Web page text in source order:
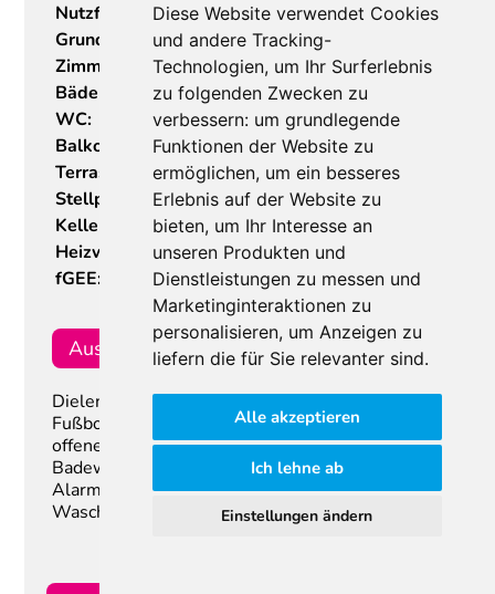
Diese Website verwendet Cookies
und andere Tracking-
Technologien, um Ihr Surferlebnis
zu folgenden Zwecken zu
verbessern: um grundlegende
Funktionen der Website zu
ermöglichen, um ein besseres
Erlebnis auf der Website zu
bieten, um Ihr Interesse an
unseren Produkten und
Dienstleistungen zu messen und
Marketinginteraktionen zu
personalisieren, um Anzeigen zu
liefern die für Sie relevanter sind.
Alle akzeptieren
Ich lehne ab
Einstellungen ändern
Nutzfläche:
596,74 m²
Grundstücksfl.:
676,00 m²
Zimmer:
12
Bäder:
5
WC:
7
Balkone:
1
Terrassen:
1
Stellplätze:
2
Keller:
149,23 m²
Heizwärmebedarf:
B29,00 kWh/m²a
fGEE:
A+0,66
Ausstattung
Dielenboden, Fliesen, Gas, Solarenergie,
Fußbodenheizung, Einbauküche, Wohnküche /
offene Küche, Personenaufzug, Bad mit Fenster,
Badewanne, Dusche, Kabel/Satelliten-TV,
Alarmanlage, Swimmingpool,
Wasch/Trockenraum